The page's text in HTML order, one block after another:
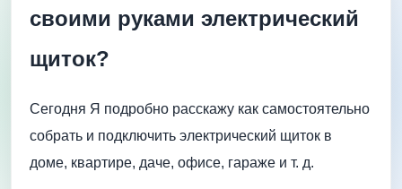
своими руками электрический
щиток?
Сегодня Я подробно расскажу как самостоятельно
собрать и подключить электрический щиток в
доме, квартире, даче, офисе, гараже и т. д.